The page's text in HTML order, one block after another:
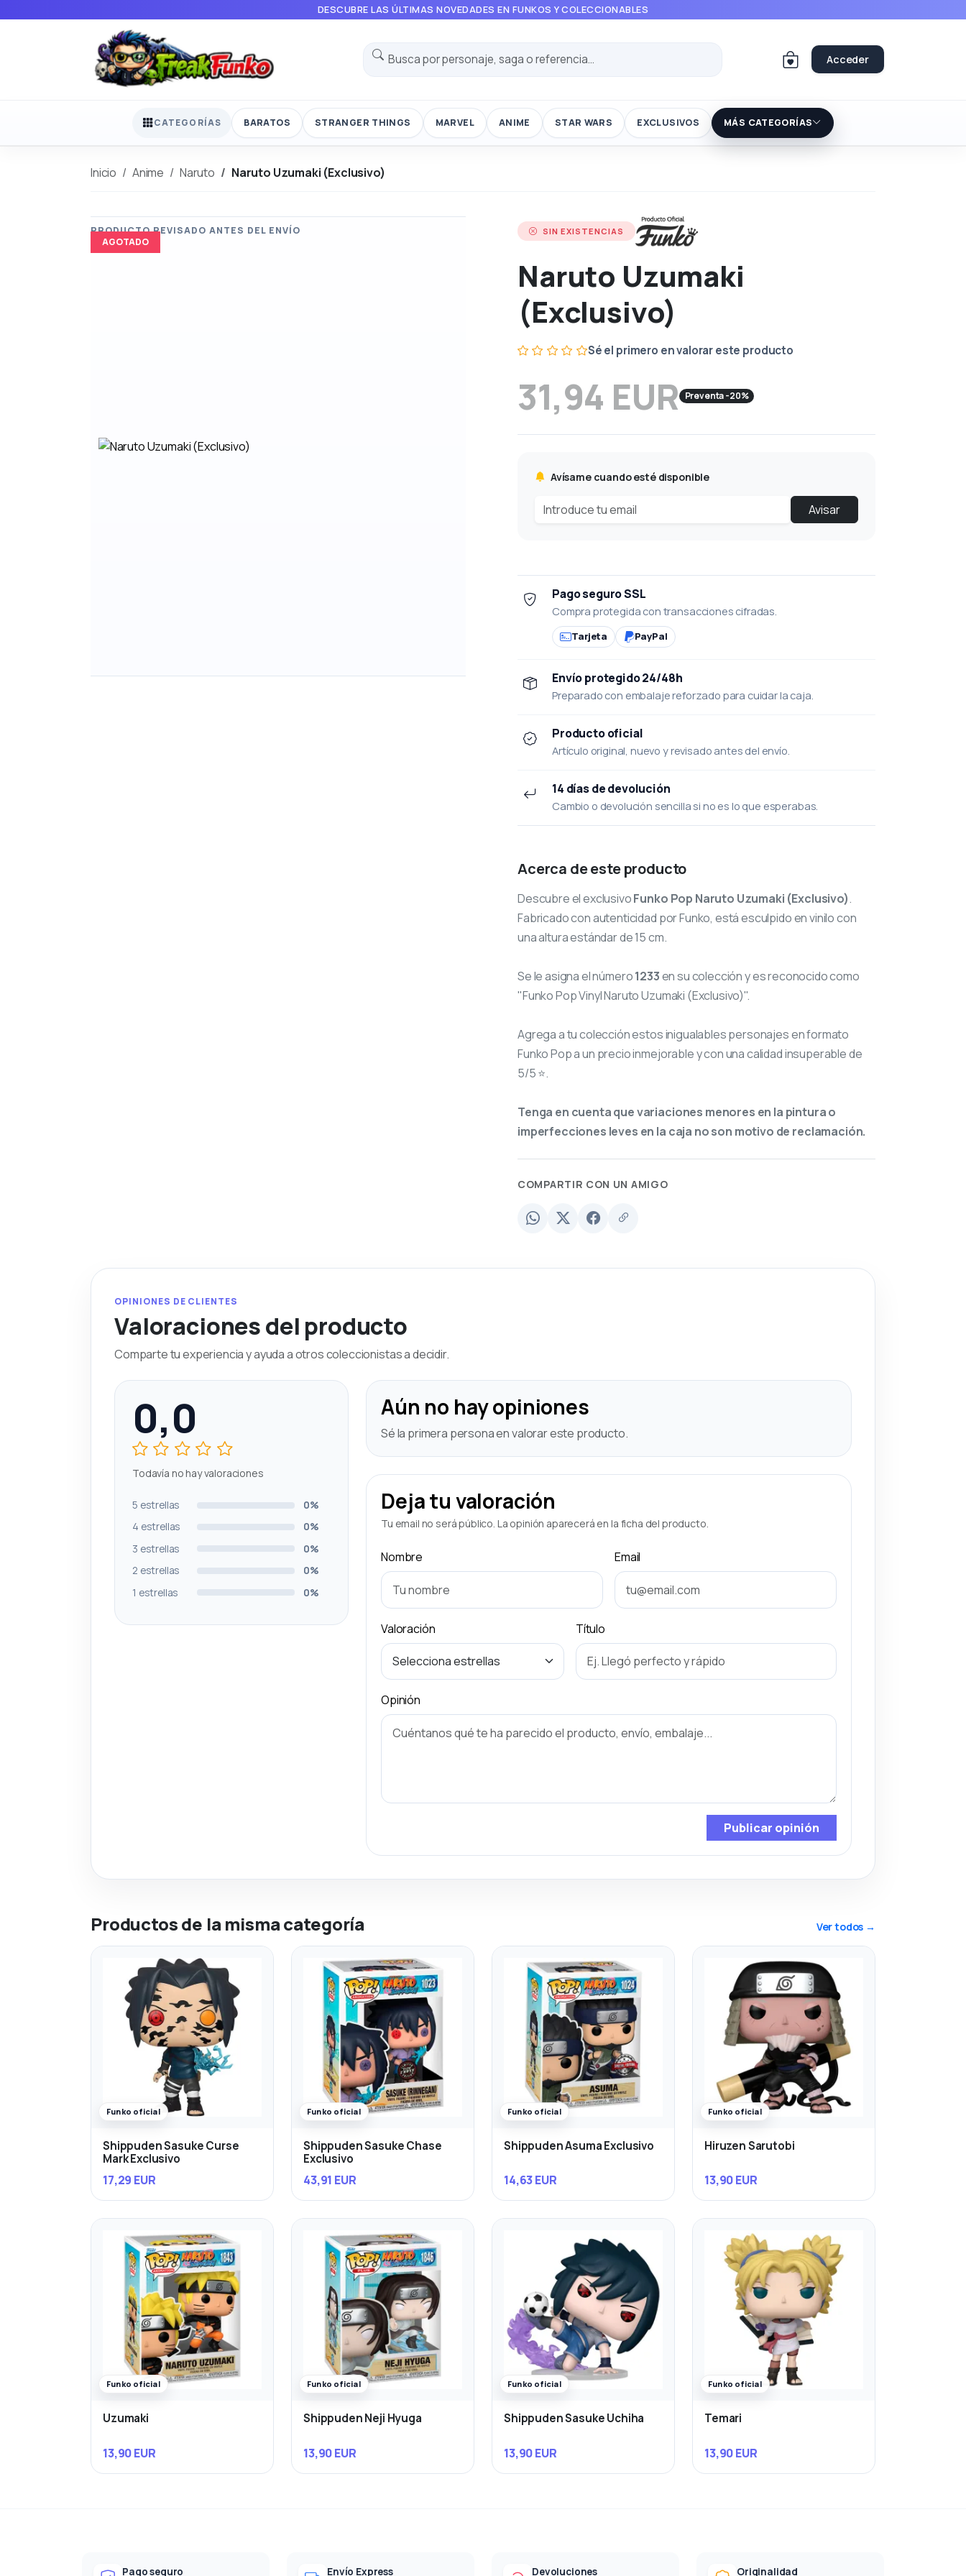
DESCUBRE LAS ÚLTIMAS NOVEDADES EN FUNKOS Y COLECCIONABLES
Acceder
CATEGORÍAS BARATOS STRANGER THINGS MARVEL ANIME STAR WARS EXCLUSIVOS MÁS CATEGORÍAS
Inicio Anime Naruto Naruto Uzumaki (Exclusivo)
AGOTADO
SIN EXISTENCIAS
Naruto Uzumaki
(Exclusivo)
Sé el primero en valorar este producto
31,94 EUR Preventa -20%
Avísame cuando esté disponible
Avisar
Pago seguro SSL
Compra protegida con transacciones cifradas.
Tarjeta PayPal
Envío protegido 24/48h
Preparado con embalaje reforzado para cuidar la caja.
Producto oficial
Artículo original, nuevo y revisado antes del envío.
14 días de devolución
Cambio o devolución sencilla si no es lo que esperabas.
Acerca de este producto
Descubre el exclusivoFunko Pop Naruto Uzumaki (Exclusivo).
Fabricado con autenticidad por Funko, está esculpido en vinilo con
una altura estándar de 15 cm.
Se le asigna el número1233en su colección y es reconocido como
"Funko Pop Vinyl Naruto Uzumaki (Exclusivo)".
Agrega a tu colección estos inigualables personajes en formato
Funko Pop a un precio inmejorable y con una calidad insuperable de
5/5 ⭐.
Tenga en cuenta que variaciones menores en la pintura o
imperfecciones leves en la caja no son motivo de reclamación.
COMPARTIR CON UN AMIGO
OPINIONES DE CLIENTES
Valoraciones del producto
Comparte tu experiencia y ayuda a otros coleccionistas a decidir.
0,0
Todavía no hay valoraciones
5 estrellas
0%
4 estrellas
0%
3 estrellas
0%
2 estrellas
0%
1 estrellas
0%
Aún no hay opiniones
Sé la primera persona en valorar este producto.
Deja tu valoración
Tu email no será público. La opinión aparecerá en la ficha del producto.
Nombre Email
Valoración Título
Opinión
Publicar opinión
Productos de la misma categoría Ver todos →
Funko oficial
Shippuden Sasuke Curse
Mark Exclusivo
17,29 EUR
Funko oficial
Shippuden Sasuke Chase
Exclusivo
43,91 EUR
Funko oficial
Shippuden Asuma Exclusivo
14,63 EUR
Funko oficial
Hiruzen Sarutobi
13,90 EUR
Funko oficial
Uzumaki
13,90 EUR
Funko oficial
Shippuden Neji Hyuga
13,90 EUR
Funko oficial
Shippuden Sasuke Uchiha
13,90 EUR
Funko oficial
Temari
13,90 EUR
Pago seguro Envío Express Devoluciones Originalidad